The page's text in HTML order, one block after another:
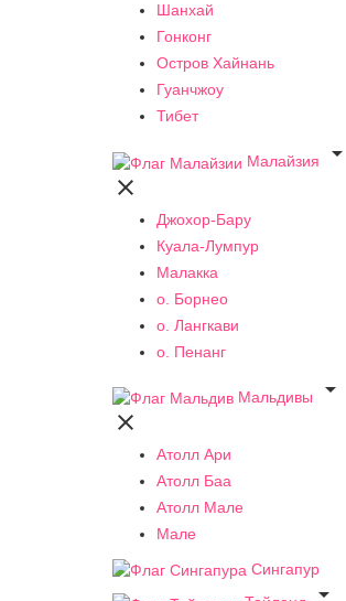
Шанхай
Гонконг
Остров Хайнань
Гуанчжоу
Тибет
Малайзия


Джохор-Бару
Куала-Лумпур
Малакка
о. Борнео
о. Лангкави
о. Пенанг
Мальдивы


Атолл Ари
Атолл Баа
Атолл Мале
Мале
Сингапур
